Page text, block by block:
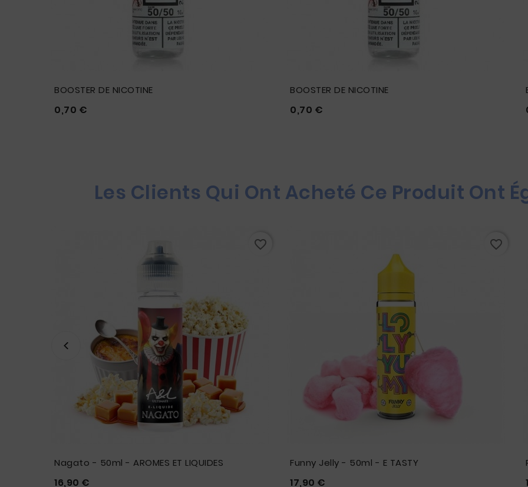
BOOSTER DE NICOTINE
 
0,70 €
BOOSTER DE NICOTINE
 
0,70 €
Les Clients Qui Ont Acheté Ce Produit Ont
Nagato - 50ml - AROMES ET LIQUIDES

16,90 €
favorite_border
Funny Jelly - 50ml - E TASTY

17,90 €
favorite_border